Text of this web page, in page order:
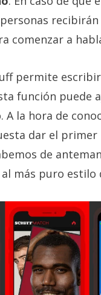
recibirán
comenzar a
permite
función puede
A la hora de
dar el primer
de
más puro estilo